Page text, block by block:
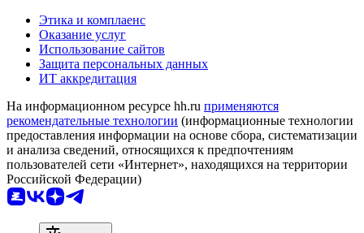
Этика и комплаенс
Оказание услуг
Использование сайтов
Защита персональных данных
ИТ аккредитация
На информационном ресурсе hh.ru применяются
рекомендательные технологии (информационные технологии
предоставления информации на основе сбора, систематизации
и анализа сведений, относящихся к предпочтениям
пользователей сети «Интернет», находящихся на территории
Российской Федерации)